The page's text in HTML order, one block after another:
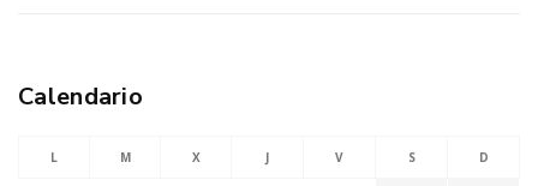
Calendario
L M X J V S D